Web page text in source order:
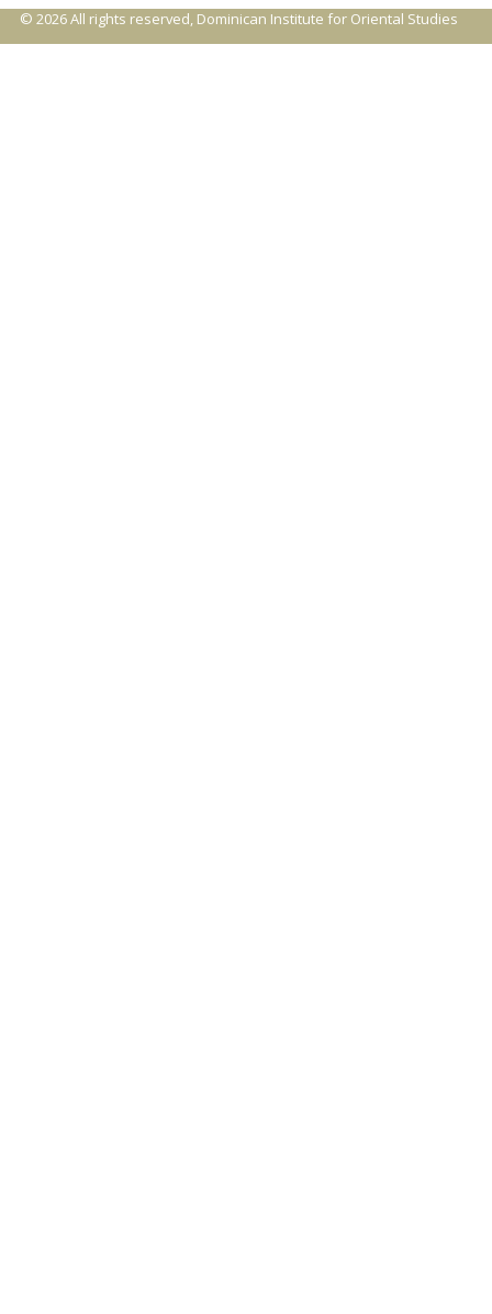
© 2026 All rights reserved, Dominican Institute for Oriental Studies